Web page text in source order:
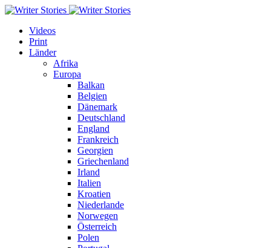
Videos
Print
Länder
Afrika
Europa
Balkan
Belgien
Dänemark
Deutschland
England
Frankreich
Georgien
Griechenland
Irland
Italien
Kroatien
Niederlande
Norwegen
Österreich
Polen